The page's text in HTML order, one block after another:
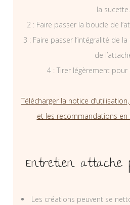
la sucette.
2 : Faire passer la boucle de
3 : Faire passer l’intégralité de
de
4 : Tirer légèrement
Télécharger la notice
et les recommandations en
Entretien attache
Les créations peuvent se